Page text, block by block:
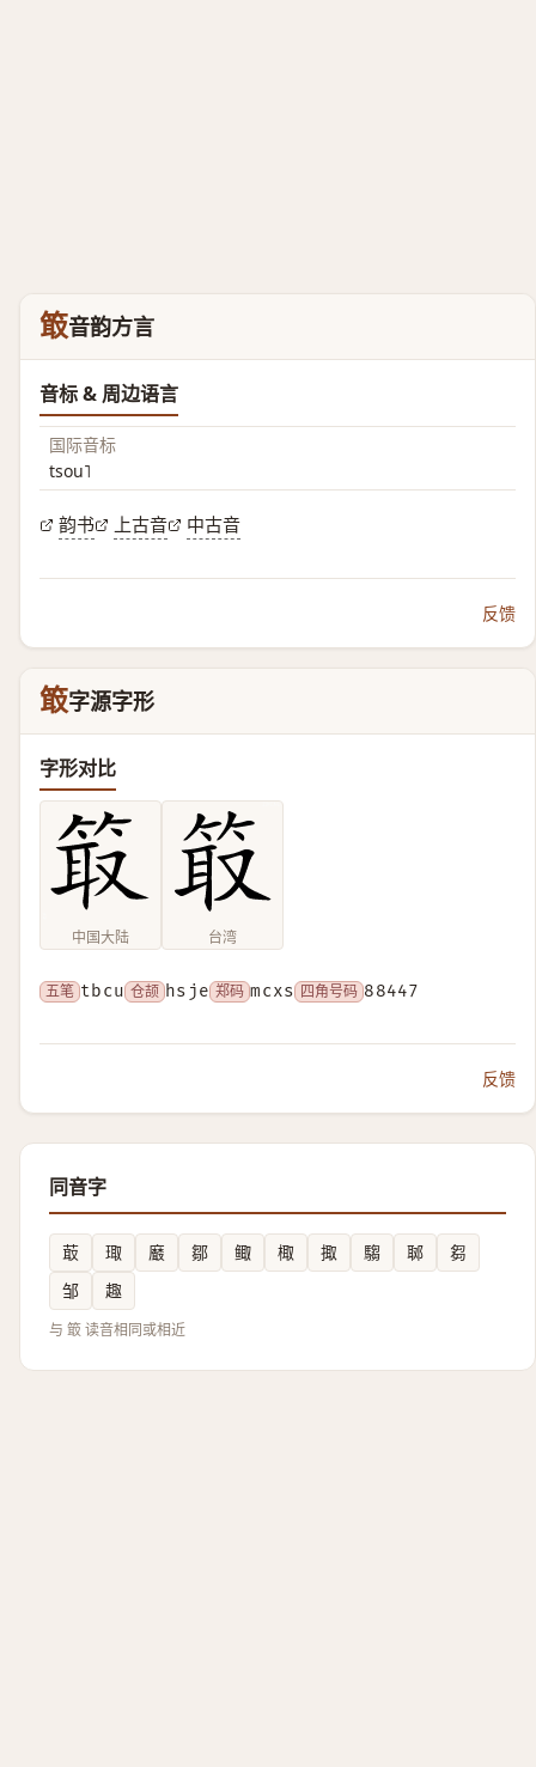
箃音韵方言
音标 & 周边语言
国际音标
tsou˥
韵书 上古音 中古音
反馈
箃字源字形
字形对比
中国大陆 台湾
五笔 tbcu 仓颉 hsje 郑码 mcxs 四角号码 88447
反馈
同音字
菆 㻓 黀 鄒 鲰 棷 掫 騶 郰
芻
邹
趣
与 箃 读音相同或相近